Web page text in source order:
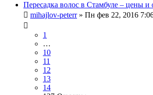
Пересадка волос в Стамбуле – цены и
mihajlov-peterr» Пн фев 22, 2016
1
…
10
11
12
13
14